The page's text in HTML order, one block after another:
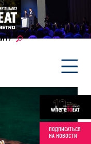
ПОДПИСАТЬСЯ
НА НОВОСТИ